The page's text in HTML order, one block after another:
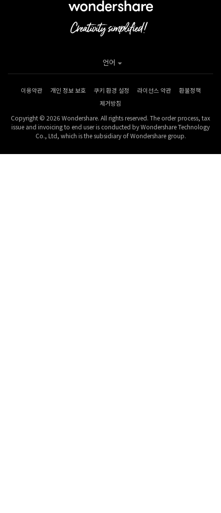
이용약관 개인 정보 보호 쿠키 환경 설정 라이선스 약관
환불정책
제거방침
Copyright © 2026 Wondershare. All rights reserved. The order process, tax
issue and invoicing to end user is conducted by Wondershare Technology
Co., Ltd, which is the subsidiary of Wondershare group.
언어